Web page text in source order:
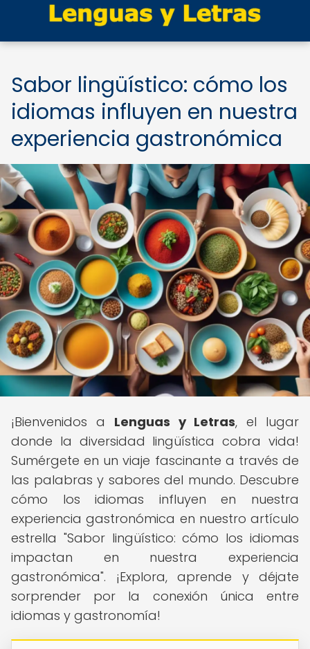
Sabor lingüístico: cómo los
idiomas influyen en nuestra
experiencia gastronómica
¡Bienvenidos a Lenguas y Letras, el lugar
donde la diversidad lingüística cobra vida!
Sumérgete en un viaje fascinante a través de
las palabras y sabores del mundo. Descubre
cómo los idiomas influyen en nuestra
experiencia gastronómica en nuestro artículo
estrella "Sabor lingüístico: cómo los idiomas
impactan en nuestra experiencia
gastronómica". ¡Explora, aprende y déjate
sorprender por la conexión única entre
idiomas y gastronomía!